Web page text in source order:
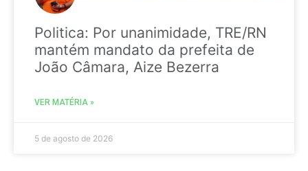
Politica: Por unanimidade, TRE/RN
mantém mandato da prefeita de
João Câmara, Aize Bezerra
VER MATÉRIA »
5 de agosto de 2026